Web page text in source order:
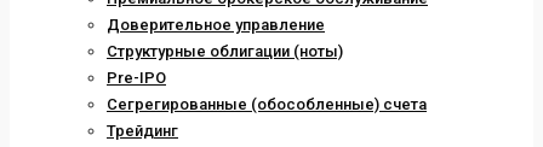
Доверительное управление
Структурные облигации (ноты)
Pre-IPO
Сегрегированные (обособленные) счета
Трейдинг